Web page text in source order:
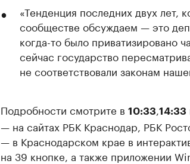
«Тенденция последних двух лет,
сообществе обсуждаем — это
когда-то было приватизировано
сейчас государство
не соответствовали законам
Подробности смотрите в 10:33 14:33
— на сайтах РБК Краснодар, РБК
— в Краснодарском крае в
на 39 кнопке, а также приложении